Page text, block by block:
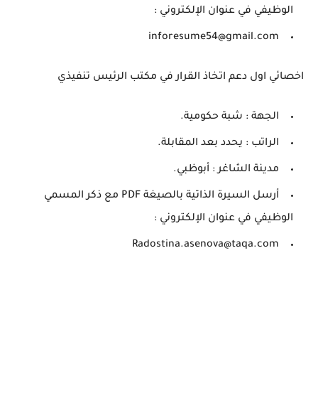
الوظيفي في عنوان الإلكتروني :
inforesume54@gmail.com
اخصائي اول دعم اتخاذ القرار في مكتب الرئيس تنفيذي
الجهة : شبة حكومية.
الراتب : يحدد بعد المقابلة.
مدينة الشاغر : أبوظبي.
أرسل السيرة الذاتية بالصيغة PDF مع ذكر المسمي
الوظيفي في عنوان الإلكتروني :
Radostina.asenova@taqa.com